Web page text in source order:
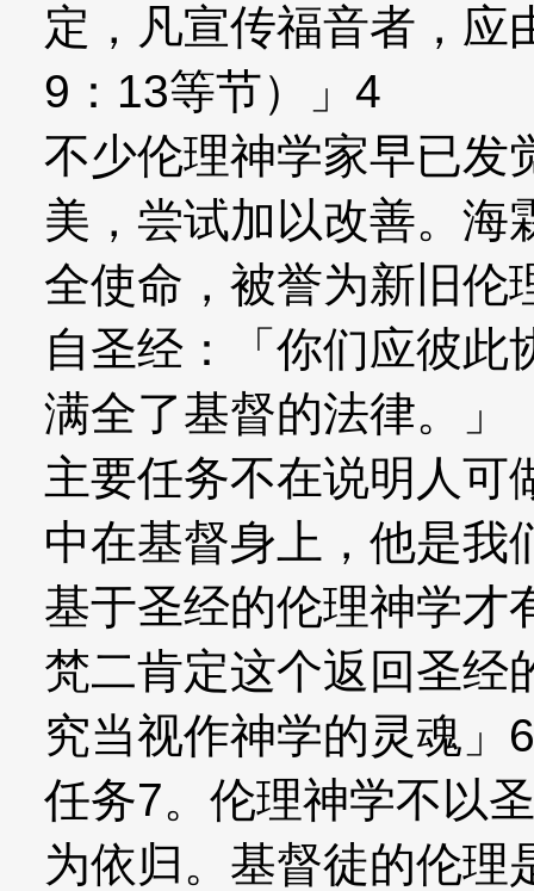
定，凡宣传福音者，应
9：13等节）」4
不少伦理神学家早已发
美，尝试加以改善。海
全使命，被誉为新旧伦
自圣经：「你们应彼此
满全了基督的法律。」
主要任务不在说明人可
中在基督身上，他是我
基于圣经的伦理神学才
梵二肯定这个返回圣经
究当视作神学的灵魂」
任务7。伦理神学不以
为依归。基督徒的伦理